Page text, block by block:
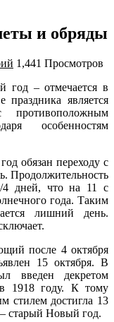
и обряды
1,441 Просмотров
год – отмечается в
является
особенностям
обязан переходу с
Продолжительность
4 дней, что на 11 с
года. Таким
лишний день.
после 4 октября
15 октября. В
введен декретом
1918 году. К тому
стилем достигла 13
– старый Новый год.